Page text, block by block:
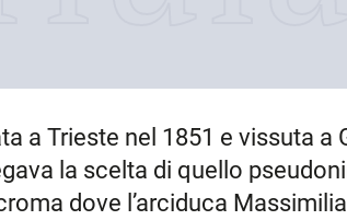
a Trieste nel 1851 e vissuta a
la scelta di quello
dove l’arciduca